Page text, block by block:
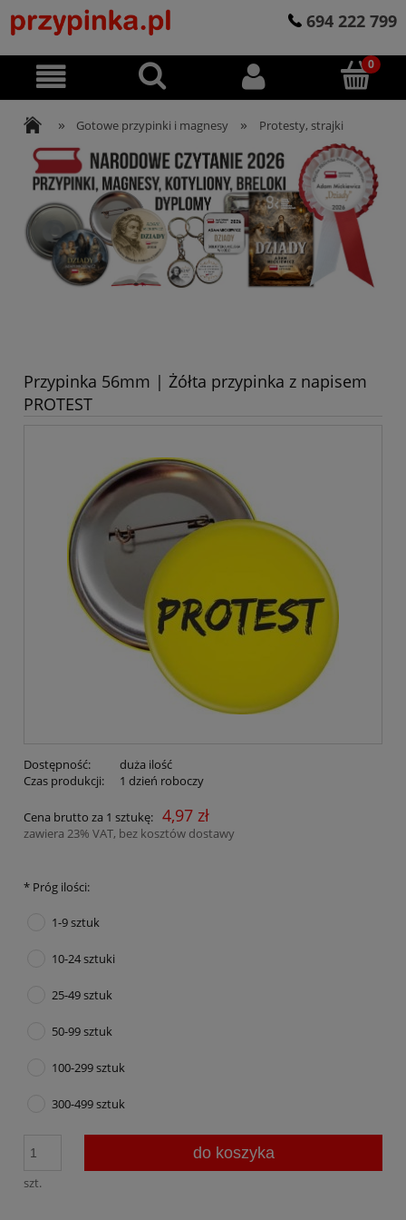
694 222 799
» Gotowe przypinki i magnesy » Protesty, strajki
Przypinka 56mm | Żółta przypinka z napisem
PROTEST
Dostępność:
duża ilość
Czas produkcji:
1 dzień roboczy
Cena brutto za 1 sztukę: 4,97 zł
zawiera 23% VAT, bez kosztów dostawy
* Próg ilości:
1-9 sztuk
10-24 sztuki
25-49 sztuk
50-99 sztuk
100-299 sztuk
300-499 sztuk
szt.
do koszyka